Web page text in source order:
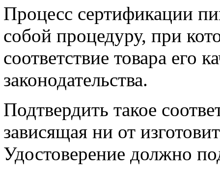
Процесс сертификации
собой процедуру, при
соответствие товара его
законодательства.
Подтвердить такое
зависящая ни от
Удостоверение должно